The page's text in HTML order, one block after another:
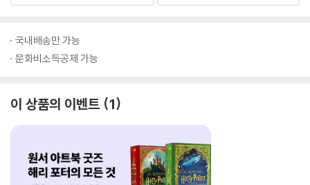
국내배송만 가능
문화비소득공제 가능
이 상품의 이벤트 1